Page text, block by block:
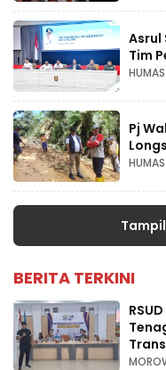
Asrul
Tim
Pj
BERITA TERKINI